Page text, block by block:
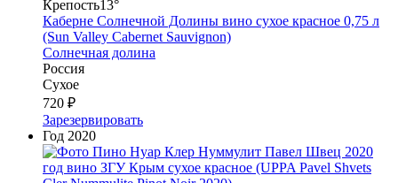
Крепость13°
Каберне Солнечной Долины вино сухое красное 0,75 л
(Sun Valley Cabernet Sauvignon)
Солнечная долина
Россия
Сухое
720 ₽
Зарезервировать
Год 2020